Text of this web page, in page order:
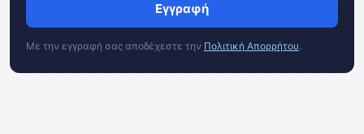
Εγγραφή
Με την εγγραφή σας αποδέχεστε την Πολιτική Απορρήτου.